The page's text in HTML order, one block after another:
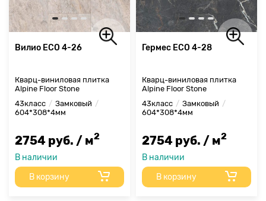
Вилио ЕСО 4-26
Кварц-виниловая плитка
Alpine Floor Stone
43класс
Замковый
604*308*4мм
2754 руб. / м2
В наличии
В корзину
Гермес ЕСО 4-28
Кварц-виниловая плитка
Alpine Floor Stone
43класс
Замковый
604*308*4мм
2754 руб. / м2
В наличии
В корзину